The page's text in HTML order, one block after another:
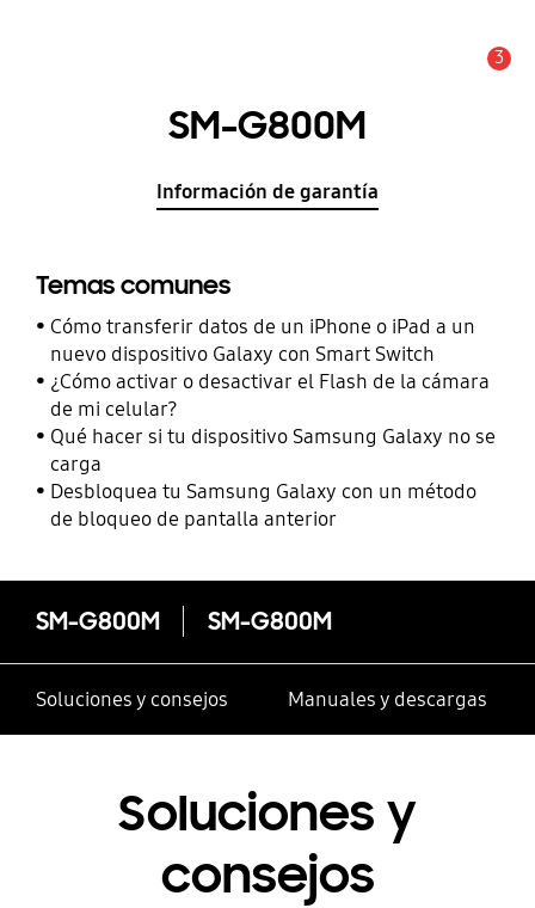
3
SM-G800M
Información de garantía
Temas comunes
Cómo transferir datos de un iPhone o iPad a un
nuevo dispositivo Galaxy con Smart Switch
¿Cómo activar o desactivar el Flash de la cámara
de mi celular?
Qué hacer si tu dispositivo Samsung Galaxy no se
carga
Desbloquea tu Samsung Galaxy con un método
de bloqueo de pantalla anterior
SM-G800M SM-G800M
Soluciones y consejos Manuales y descargas
Soluciones y
consejos